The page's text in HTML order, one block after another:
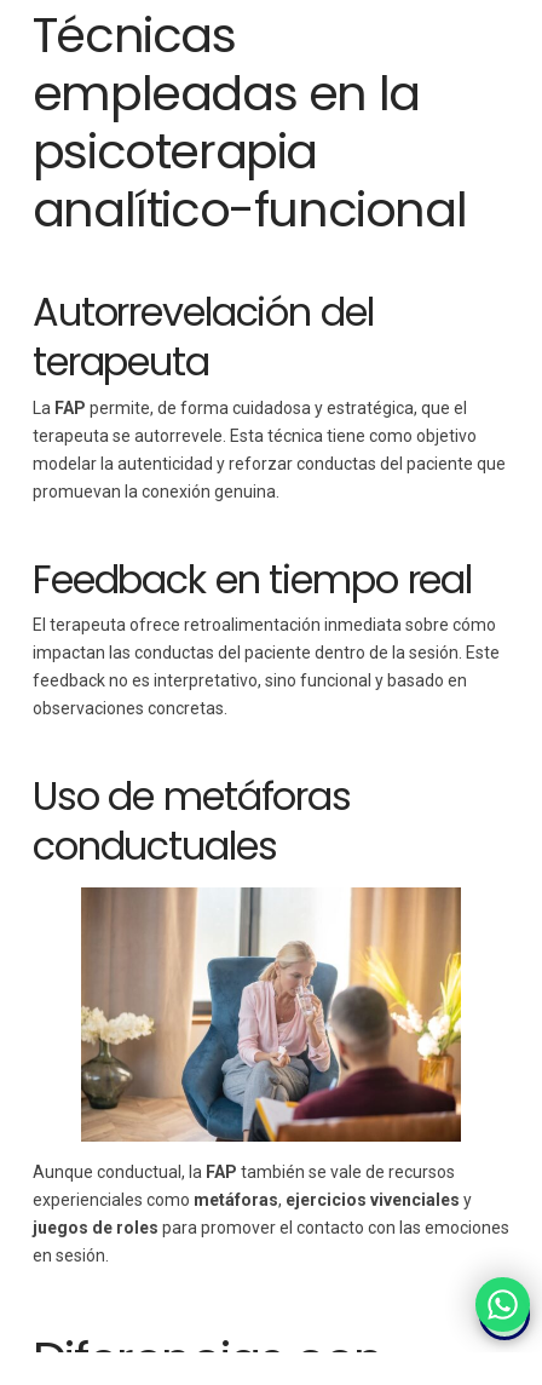
Técnicas
empleadas en la
psicoterapia
analítico-funcional
Autorrevelación del
terapeuta
La FAP permite, de forma cuidadosa y estratégica, que el
terapeuta se autorrevele. Esta técnica tiene como objetivo
modelar la autenticidad y reforzar conductas del paciente que
promuevan la conexión genuina.
Feedback en tiempo real
El terapeuta ofrece retroalimentación inmediata sobre cómo
impactan las conductas del paciente dentro de la sesión. Este
feedback no es interpretativo, sino funcional y basado en
observaciones concretas.
Uso de metáforas
conductuales
Aunque conductual, la FAP también se vale de recursos
experienciales como metáforas, ejercicios vivenciales y
juegos de roles para promover el contacto con las emociones
en sesión.
Diferencias con